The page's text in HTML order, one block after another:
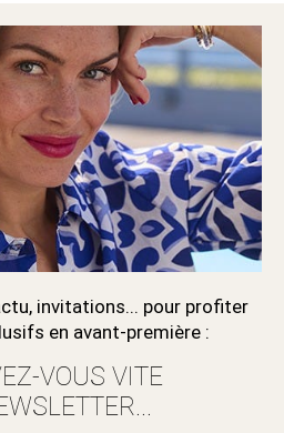
invitations... pour profiter
en avant-première :
VOUS VITE